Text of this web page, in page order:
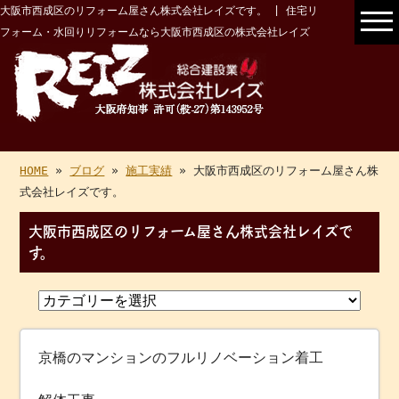
大阪市西成区のリフォーム屋さん株式会社レイズです。 | 住宅リ
フォーム・水回りリフォームなら大阪市西成区の株式会社レイズ
HOME » ブログ »施工実績 » 大阪市西成区のリフォーム屋さん株
式会社レイズです。
大阪市西成区のリフォーム屋さん株式会社レイズで
す。
京橋のマンションのフルリノベーション着工